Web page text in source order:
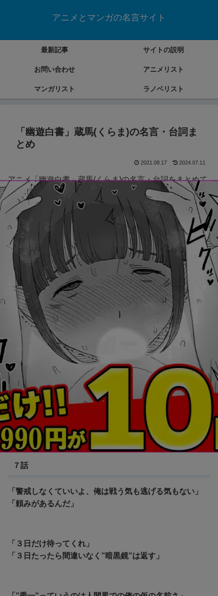
アニメとマンガの名言サイト
最新記事 サイトの説明
お問い合わせ アニメリスト
マンガリスト ラノベリスト
「幽遊白書」蔵馬(くらま)の名言・台詞ま
とめ
2021.08.17 2024.07.11
アニメ「幽遊白書」蔵馬(くらま)の名言・台詞をまとめて
いきます。
幽遊白書
７話
「警戒しなくていいよ、俺は戦う気も逃げる気もない」
「頼みがあるんだ」
「３日だけ待ってくれ」
「３日たったら間違いなく”暗黒鏡”は返す」